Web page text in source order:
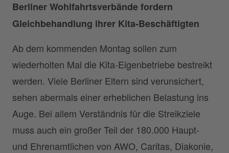
Berliner Wohlfahrtsverbände fordern
Gleichbehandlung ihrer Kita-Beschäftigten
Ab dem kommenden Montag sollen zum
wiederholten Mal die Kita-Eigenbetriebe bestreikt
werden. Viele Berliner Eltern sind verunsichert,
sehen abermals einer erheblichen Belastung ins
Auge. Bei allem Verständnis für die Streikziele
muss auch ein großer Teil der 180.000 Haupt-
und Ehrenamtlichen von AWO, Caritas, Diakonie,